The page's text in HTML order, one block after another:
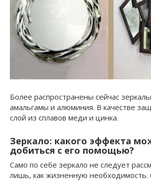
Более распространены сейчас
амальгамы и алюминия. В качестве
слой из сплавов меди и цинка.
Зеркало: какого эффекта
добиться с его помощью?
Само по себе зеркало не следует
лишь, как жизненную